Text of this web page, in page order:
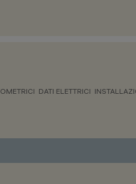
DATI ELETTRICI